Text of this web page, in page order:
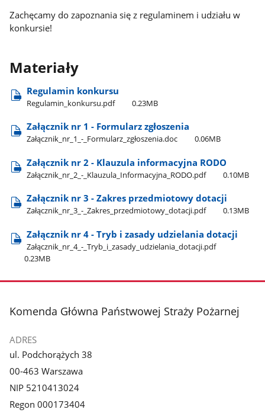
Zachęcamy do zapoznania się z regulaminem i udziału w
konkursie!
Materiały
Regulamin konkursu
Regulamin​_konkursu.pdf 0.23MB
Załącznik nr 1 - Formularz zgłoszenia
Załącznik​_nr​_1​_-​_Formularz​_zgłoszenia.doc 0.06MB
Załącznik nr 2 - Klauzula informacyjna RODO
Załącznik​_nr​_2​_-​_Klauzula​_Informacyjna​_RODO.pdf 0.10MB
Załącznik nr 3 - Zakres przedmiotowy dotacji
Załącznik​_nr​_3​_-​_Zakres​_przedmiotowy​_dotacji.pdf 0.13MB
Załącznik nr 4 - Tryb i zasady udzielania dotacji
Załącznik​_nr​_4​_-​_Tryb​_i​_zasady​_udzielania​_dotacji.pdf
0.23MB
stopka
Komenda Główna Państwowej Straży Pożarnej
ADRES
ul. Podchorążych 38
00-463 Warszawa
NIP 5210413024
Regon 000173404